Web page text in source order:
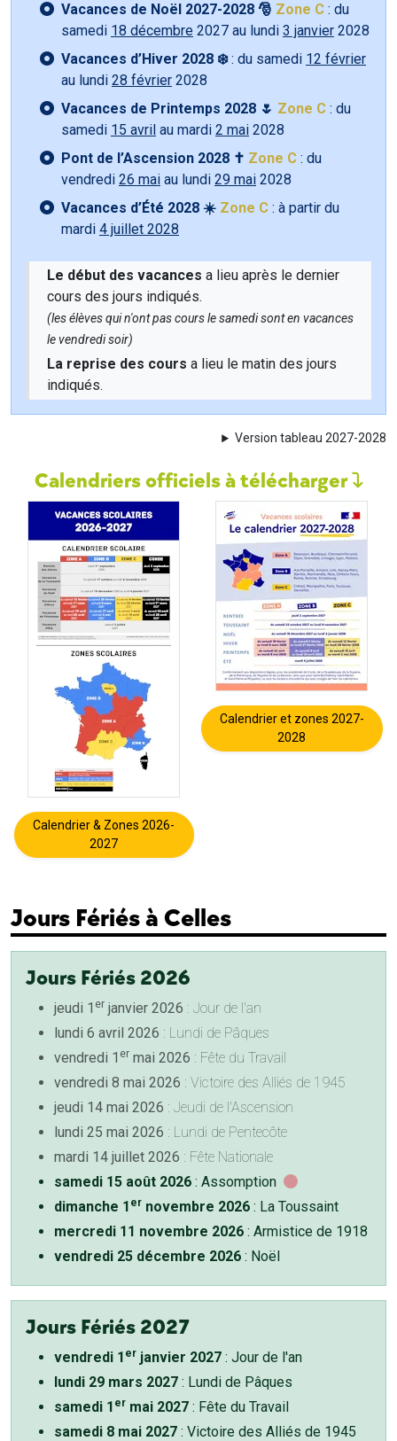
Vacances de Noël 2027-2028 🎅 Zone C : du
samedi 18 décembre 2027 au lundi 3 janvier 2028
Vacances d’Hiver 2028 ❄️: du samedi 12 février
au lundi 28 février 2028
Vacances de Printemps 2028 🌷 Zone C : du
samedi 15 avril au mardi 2 mai 2028
Pont de l’Ascension 2028 ✝️ Zone C : du
vendredi 26 mai au lundi 29 mai 2028
Vacances d’Été 2028 ☀️ Zone C : à partir du
mardi 4 juillet 2028
Le début des vacances a lieu après le dernier
cours des jours indiqués.
(les élèves qui n'ont pas cours le samedi sont en vacances
le vendredi soir)
La reprise des cours a lieu le matin des jours
indiqués.
Version tableau 2027-2028
Calendriers officiels à télécharger
Calendrier & Zones 2026-
2027
Calendrier et zones 2027-
2028
Jours Fériés à Celles
Jours Fériés 2026
jeudi 1 er janvier 2026 : Jour de l'an
lundi 6 avril 2026 : Lundi de Pâques
vendredi 1 er mai 2026 : Fête du Travail
vendredi 8 mai 2026 : Victoire des Alliés de 1945
jeudi 14 mai 2026 : Jeudi de l'Ascension
lundi 25 mai 2026 : Lundi de Pentecôte
mardi 14 juillet 2026 : Fête Nationale
samedi 15 août 2026 : Assomption
dimanche 1 er novembre 2026 : La Toussaint
mercredi 11 novembre 2026 : Armistice de 1918
vendredi 25 décembre 2026 : Noël
Jours Fériés 2027
vendredi 1 er janvier 2027 : Jour de l'an
lundi 29 mars 2027 : Lundi de Pâques
samedi 1 er mai 2027 : Fête du Travail
samedi 8 mai 2027 : Victoire des Alliés de 1945